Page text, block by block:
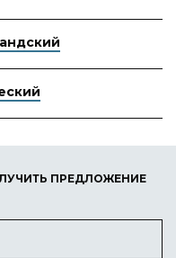
ПРЕДЛОЖЕНИЕ